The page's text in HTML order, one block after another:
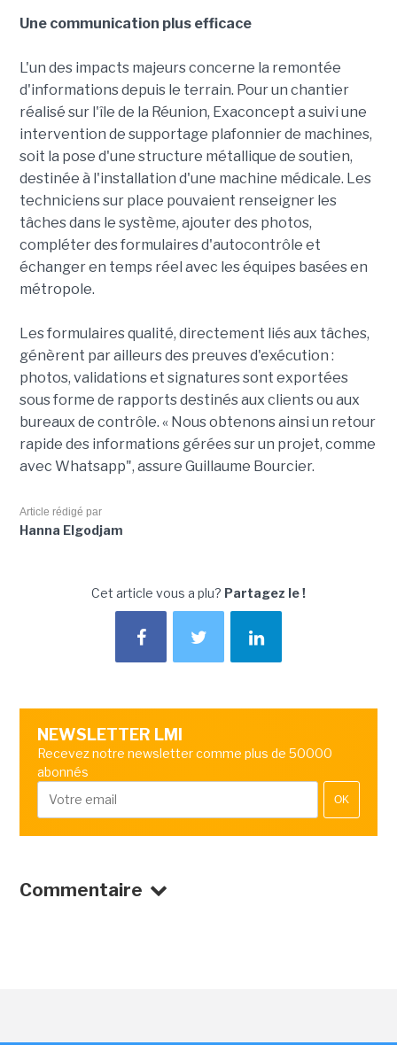
Une communication plus efficace
L'un des impacts majeurs concerne la remontée
d'informations depuis le terrain. Pour un chantier
réalisé sur l'île de la Réunion, Exaconcept a suivi une
intervention de supportage plafonnier de machines,
soit la pose d'une structure métallique de soutien,
destinée à l'installation d'une machine médicale. Les
techniciens sur place pouvaient renseigner les
tâches dans le système, ajouter des photos,
compléter des formulaires d'autocontrôle et
échanger en temps réel avec les équipes basées en
métropole.
Les formulaires qualité, directement liés aux tâches,
génèrent par ailleurs des preuves d'exécution :
photos, validations et signatures sont exportées
sous forme de rapports destinés aux clients ou aux
bureaux de contrôle. « Nous obtenons ainsi un retour
rapide des informations gérées sur un projet, comme
avec Whatsapp", assure Guillaume Bourcier.
Article rédigé par
Hanna Elgodjam
Cet article vous a plu? Partagez le !
NEWSLETTER LMI
Recevez notre newsletter comme plus de 50000
abonnés
OK
Commentaire